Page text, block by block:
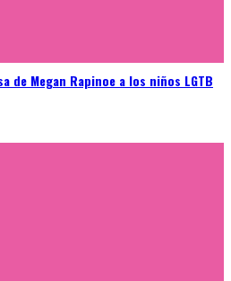
de Megan Rapinoe a los niños LGTB